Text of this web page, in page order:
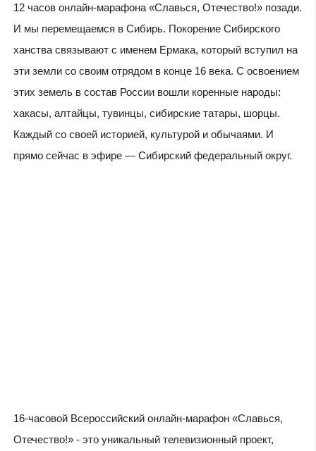
12 часов онлайн-марафона «Славься, Отечество!» позади.
И мы перемещаемся в Сибирь. Покорение Сибирского
ханства связывают с именем Ермака, который вступил на
эти земли со своим отрядом в конце 16 века. С освоением
этих земель в состав России вошли коренные народы:
хакасы, алтайцы, тувинцы, сибирские татары, шорцы.
Каждый со своей историей, культурой и обычаями. И
прямо сейчас в эфире — Сибирский федеральный округ.
16-часовой Всероссийский онлайн-марафон «Славься,
Отечество!» - это уникальный телевизионный проект,